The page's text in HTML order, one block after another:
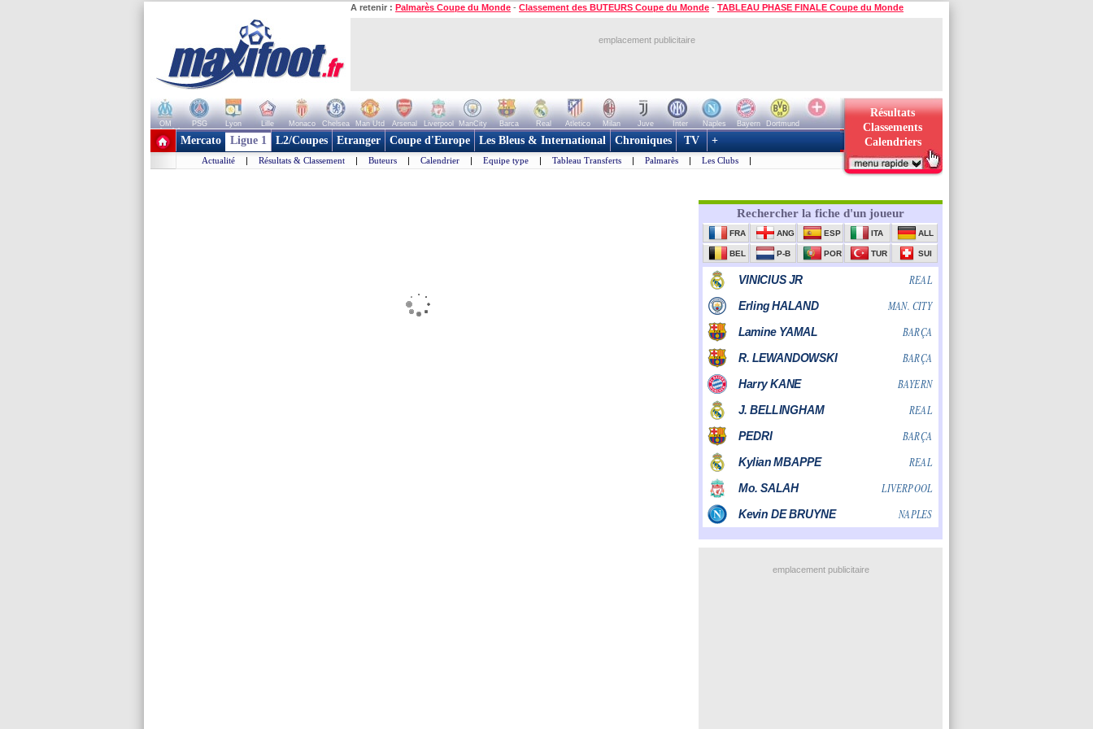
A retenir : Palmarès Coupe du Monde - Classement des BUTEURS Coupe du Monde - TABLEAU PHASE FINALE Coupe du Monde
emplacement publicitaire
OM PSG Lyon Lille Monaco Chelsea Man Utd Arsenal Liverpool ManCity Barca Real Atletico Milan Juve Inter Naples Bayern
Dortmund
+ de clubs
Résultats
Classements
Calendriers
Mercato Ligue 1 L2/Coupes Etranger Coupe d'Europe Les Bleus & International Chroniques TV +
Actualité | Résultats & Classement | Buteurs | Calendrier | Equipe type | Tableau Transferts | Palmarès | Les Clubs |
emplacement publicitaire